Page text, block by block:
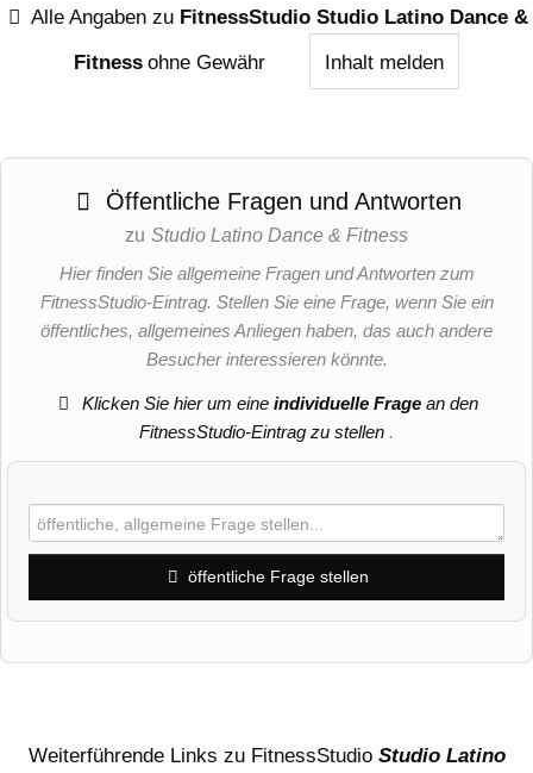
Alle Angaben zu FitnessStudio Studio Latino Dance &
Fitness ohne Gewähr Inhalt melden
Öffentliche Fragen und Antworten
zu Studio Latino Dance & Fitness
Hier finden Sie allgemeine Fragen und Antworten zum
FitnessStudio-Eintrag. Stellen Sie eine Frage, wenn Sie ein
öffentliches, allgemeines Anliegen haben, das auch andere
Besucher interessieren könnte.
Klicken Sie hier um eineindividuelle Frage an den
FitnessStudio-Eintrag zu stellen .
öffentliche Frage stellen
Weiterführende Links zu FitnessStudio Studio Latino